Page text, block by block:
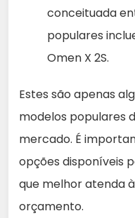
conceituada
populares
Omen X 2S.
Estes são apenas
modelos populares
mercado. É
opções disponíveis
que melhor atenda
orçamento.